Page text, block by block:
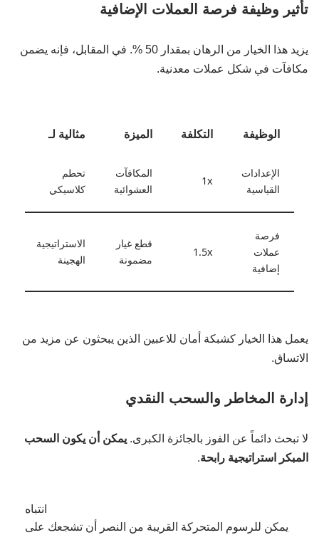
تأثير وظيفة فرصة العملات الإضافية
يزيد هذا الخيار من الرهان بمقدار 50 %. في المقابل، فإنه يضمن
مكافآت في شكل عملات معدنية.
الوظيفة التكلفة الميزة مثالية لـ
الإعدادات
القياسية
1x
المكافآت
العشوائية
تحطم
كلاسيكي
فرصة
عملات
إضافية
1.5x
قطع غيار
مضمونة
الاستراتيجية
الهجينة
يعمل هذا الخيار كشبكة أمان للاعبين الذين يبحثون عن مزيد من
الاتساق.
إدارة المخاطر والسحب النقدي
لا تبحث دائماً عن الفوز بالجائزة الكبرى. يمكن أن يكون السحب
المبكر استراتيجية رابحة.
انتباه
يمكن للرسوم المتحركة القريبة من النصر أن تشجعك على